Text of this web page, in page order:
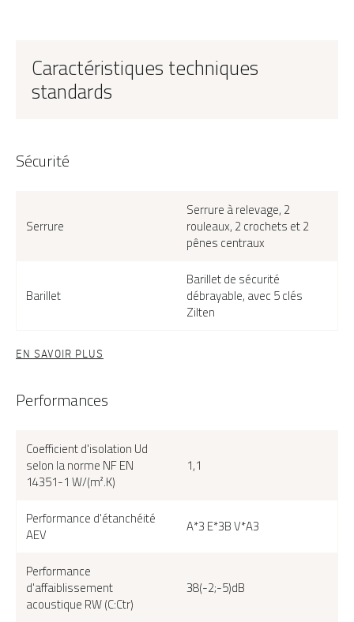
Caractéristiques techniques
standards
Sécurité
Serrure
Serrure à relevage, 2
rouleaux, 2 crochets et 2
pênes centraux
Barillet
Barillet de sécurité
débrayable, avec 5 clés
Zilten
EN SAVOIR PLUS
Performances
Coefficient d'isolation Ud
selon la norme NF EN
14351-1 W/(m².K)
1,1
Performance d'étanchéité
AEV
A*3 E*3B V*A3
Performance
d'affaiblissement
acoustique RW (C:Ctr)
38(-2;-5)dB